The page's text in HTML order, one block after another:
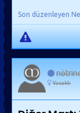
Son düzenleyen
Yasaklı